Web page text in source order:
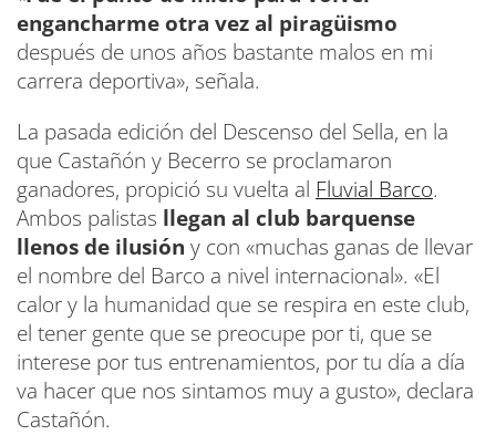
engancharme otra vez al piragüismo
después de unos años bastante malos en mi
carrera deportiva», señala.
La pasada edición del Descenso del Sella, en la
que Castañón y Becerro se proclamaron
ganadores, propició su vuelta al Fluvial Barco.
Ambos palistas llegan al club barquense
llenos de ilusión y con «muchas ganas de llevar
el nombre del Barco a nivel internacional». «El
calor y la humanidad que se respira en este club,
el tener gente que se preocupe por ti, que se
interese por tus entrenamientos, por tu día a día
va hacer que nos sintamos muy a gusto», declara
Castañón.